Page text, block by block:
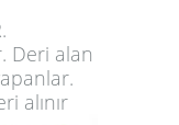
Deri alan
alınır